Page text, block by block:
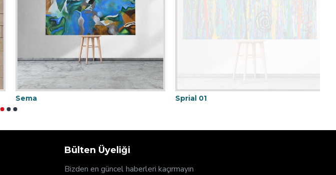
Sema Sprial 01
Bülten Üyeliği
Bizden en güncel haberleri kaçırmayın